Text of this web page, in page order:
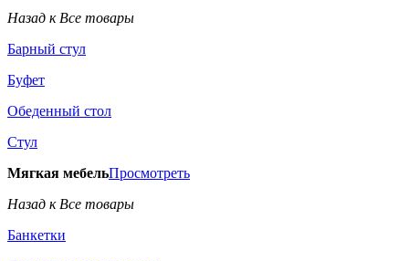
Назад к Все товары
Барный стул
Буфет
Обеденный стол
Стул
Мягкая мебельПросмотреть
Назад к Все товары
Банкетки